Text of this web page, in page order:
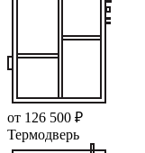
от 126 500 ₽
Термодверь